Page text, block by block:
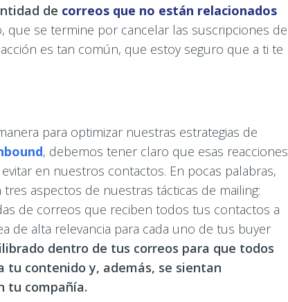
de correos que no están relacionados
que se termine por cancelar las suscripciones de
es tan común, que estoy seguro que a ti te
para optimizar nuestras estrategias de
, debemos tener claro que esas reacciones
en nuestros contactos. En pocas palabras,
aspectos de nuestras tácticas de mailing:
de correos que reciben todos tus contactos a
de alta relevancia para cada uno de tus buyer
dentro de tus correos para que todos
tu contenido y, además, se sientan
tu compañía.